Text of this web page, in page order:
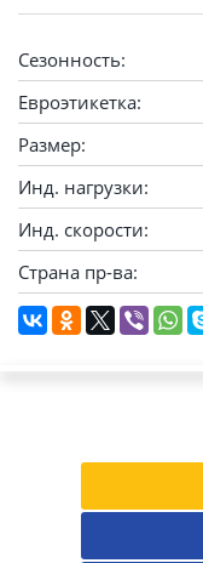
Сезонность:
Евроэтикетка:
Размер:
Инд. нагрузки:
Инд. скорости:
Страна пр-ва: